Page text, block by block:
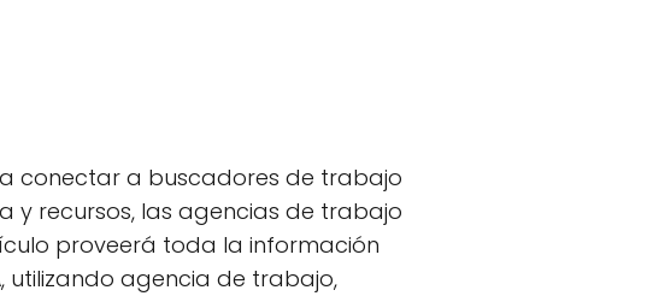
conectar a buscadores de trabajo
y recursos, las agencias de trabajo
proveerá toda la información
, utilizando agencia de trabajo,